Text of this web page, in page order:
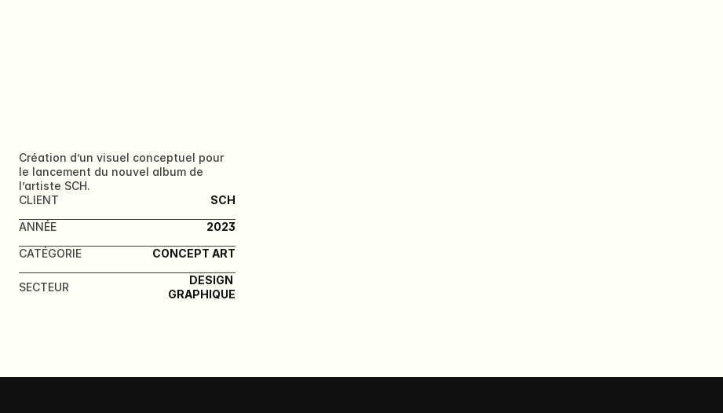
AUTOBAHN
Création d’un visuel conceptuel pour
le lancement du nouvel album de
l’artiste SCH.
CLIENT
SCH
ANNÉE
2023
CATÉGORIE
CONCEPT ART
SECTEUR
DESIGN
GRAPHIQUE